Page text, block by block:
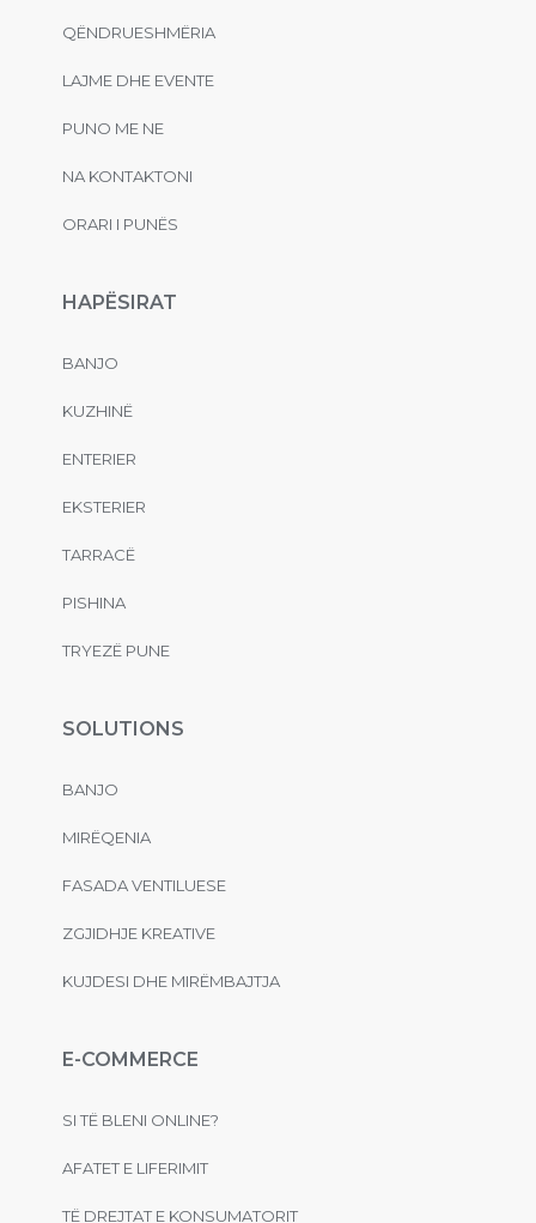
QËNDRUESHMËRIA
LAJME DHE EVENTE
PUNO ME NE
NA KONTAKTONI
ORARI I PUNËS
HAPËSIRAT
BANJO
KUZHINË
ENTERIER
EKSTERIER
TARRACË
PISHINA
TRYEZË PUNE
SOLUTIONS
BANJO
MIRËQENIA
FASADA VENTILUESE
ZGJIDHJE KREATIVE
KUJDESI DHE MIRËMBAJTJA
E-COMMERCE
SI TË BLENI ONLINE?
AFATET E LIFERIMIT
TË DREJTAT E KONSUMATORIT